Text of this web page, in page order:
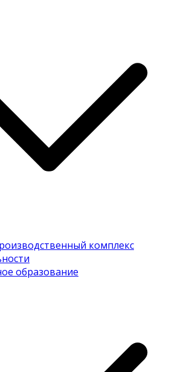
комплекс
образование